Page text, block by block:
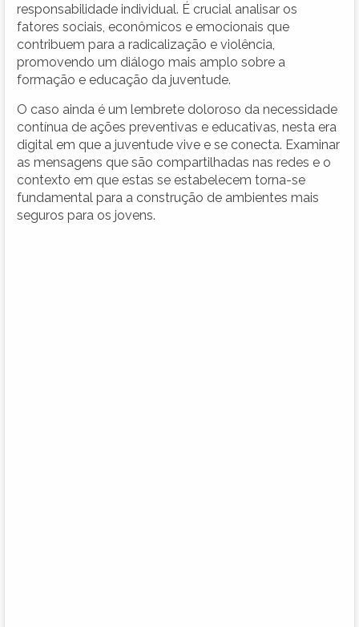
responsabilidade individual. É crucial analisar os
fatores sociais, econômicos e emocionais que
contribuem para a radicalização e violência,
promovendo um diálogo mais amplo sobre a
formação e educação da juventude.
O caso ainda é um lembrete doloroso da necessidade
contínua de ações preventivas e educativas, nesta era
digital em que a juventude vive e se conecta. Examinar
as mensagens que são compartilhadas nas redes e o
contexto em que estas se estabelecem torna-se
fundamental para a construção de ambientes mais
seguros para os jovens.